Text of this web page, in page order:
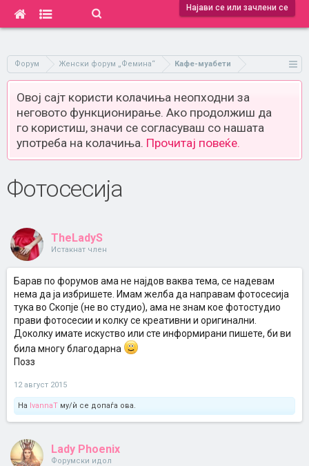
Најави се или зачлени се
Форум Женски форум „Фемина“ Кафе-муабети
Овој сајт користи колачиња неопходни за
неговото функционирање. Ако продолжиш да
го користиш, значи се согласуваш со нашата
употреба на колачиња. Прочитај повеќе.
Фотосесија
TheLadyS
Истакнат член
Барав по форумов ама не најдов ваква тема, се надевам
нема да ја избришете. Имам желба да направам фотосесија
тука во Скопје (не во студио), ама не знам кое фотостудио
прави фотосесии и колку се креативни и оригинални.
Доколку имате искуство или сте информирани пишете, би ви
била многу благодарна
Позз
12 август 2015
На IvannaT му/ѝ се допаѓа ова.
Lady Phoenix
Форумски идол